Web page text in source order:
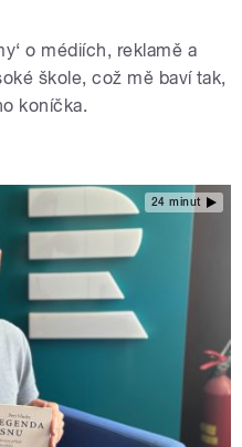
o médiích, reklamě a
škole, což mě baví tak,
koníčka.
24 minut